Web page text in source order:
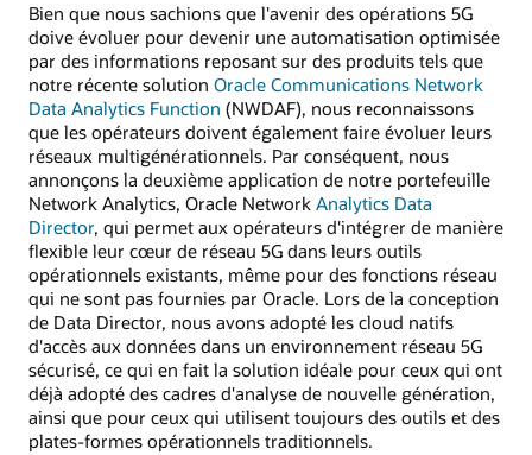
Bien que nous sachions que l'avenir des opérations 5G
doive évoluer pour devenir une automatisation optimisée
par des informations reposant sur des produits tels que
notre récente solution Oracle Communications Network
Data Analytics Function (NWDAF), nous reconnaissons
que les opérateurs doivent également faire évoluer leurs
réseaux multigénérationnels. Par conséquent, nous
annonçons la deuxième application de notre portefeuille
Network Analytics, Oracle Network Analytics Data
Director, qui permet aux opérateurs d'intégrer de manière
flexible leur cœur de réseau 5G dans leurs outils
opérationnels existants, même pour des fonctions réseau
qui ne sont pas fournies par Oracle. Lors de la conception
de Data Director, nous avons adopté les cloud natifs
d'accès aux données dans un environnement réseau 5G
sécurisé, ce qui en fait la solution idéale pour ceux qui ont
déjà adopté des cadres d'analyse de nouvelle génération,
ainsi que pour ceux qui utilisent toujours des outils et des
plates-formes opérationnels traditionnels.